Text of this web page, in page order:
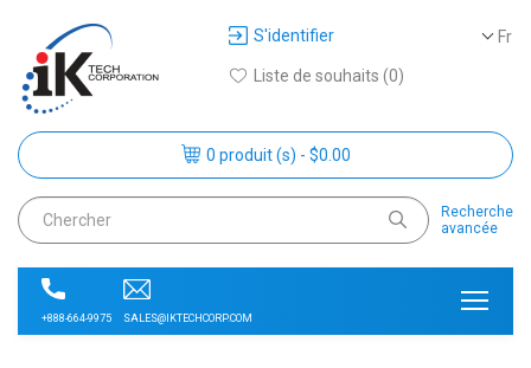
Fr
S'identifier
Liste de souhaits (0)
0 produit (s) - $0.00
Recherche
avancée
+888-664-9975 SALES@IKTECHCORP.COM